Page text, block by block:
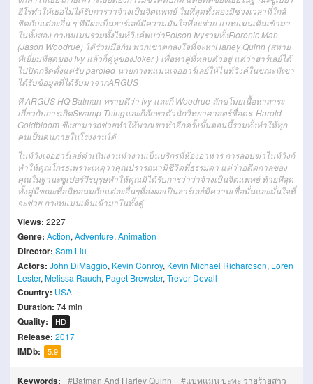
ฮีโร่ทำให้เธอไม่ได้รับการว่าจ้างเป็นจิตแพทย์ ในที่สุดทั้งสองมีช่วงเวลาที่ใกล้
ชิดกับแต่ละอื่น ๆ ที่มีผลเป็นฮาร์เลย์มีความมั่นใจที่จะช่วย แบทแมนเดินเข้ามา
ในทั้งสอง กางทแมนรวมทั้งไนท์วิงค์พบว่าPoison Ivyรวมทั้งFloronic Man
(Jason Woodrue) ได้ร่วมมือกัน พวกเขาตกลงใจที่จะหาHarley Quinn (สหาย
ที่เยี่ยมที่สุดของ Ivy แล้วก็คู่หูของJoker ) เพื่อหาคู่ที่หลบตัวอยู่ แต่ว่าฮาร์เลย์ได้
ไปปิดกริดตั้งแต่รับ paroled นายกางทแมนเจอฮาร์เลย์ให้ไนท์วิงค์ในขณะที่เขา
ได้รับข้อมูลที่ได้รับมาจากARGUS
ที่ ARGUS HQ Batman ทราบดีว่า Ivy และก็ Woodrue ลักขโมยเนื้อหาสาระ
เกี่ยวกับการเกิดSwamp Thingและก็ลักพาตัวนักวิทยาศาสตร์ชื่อดร. Harold
Goldbloom ซึ่งสามารถช่วยทำให้พวกเขาทำอีกครั้งขั้นตอนนี้รวมทั้งทำให้ทุก
คนเป็นคนภายในโรงงานได้
ไนท์วิงเจอฮาร์เลย์ดำเนินงานทำงานเป็นบริกรที่ห้องอาหาร การลอบฆ่าไนท์วิงก์
ทำให้คุณโกรธเพราะเหตุว่าคุณปรารถนามีชีวิตที่ธรรมดา แต่ว่าอดีตกาลของ
คุณในฐานะซูเปอร์วีรบุรุษทำให้คุณมิได้รับการว่าว่าจ้างเป็นจิตแพทย์ ท้ายที่สุด
ทั้งคู่มีขณะที่สนิทสนมกับแต่ละอื่นๆที่ส่งผลเป็นฮาร์เลย์มีความเชื่อมั่นและมั่นใจที่
จะช่วย กางทแมนเดินเข้ามาในทั้งคู่
Views: 2227
Genre: Action, Adventure, Animation
Director: Sam Liu
Actors: John DiMaggio, Kevin Conroy, Kevin Michael Richardson, Loren
Lester, Melissa Rauch, Paget Brewster, Trevor Devall
Country: USA
Duration: 74 min
Quality: HD
Release: 2017
IMDb: 5.9
Keywords: Batman And Harley Quinn
แบทแมน ปะทะ วายร้ายสาว